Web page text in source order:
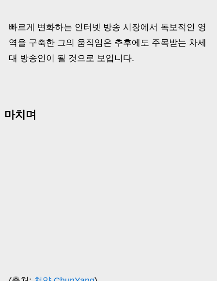
빠르게 변화하는 인터넷 방송 시장에서 독보적인 영
역을 구축한 그의 움직임은 추후에도 주목받는 차세
대 방송인이 될 것으로 보입니다.
마치며